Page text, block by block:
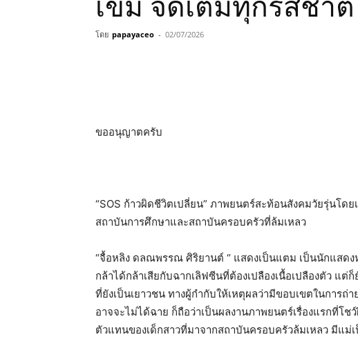
เข้ม จัดเต็มทุกรสชา
โดย papayaceo - 02/07/2026
ขออนุญาตครับ
“SOS ก้าวผิดชีวิตเปลี่ยน” ภาพยนตร์สะท้อนสังคมวัยรุ่นโ
สถาบันการศึกษาและสถาบันครอบครัวที่ล้มเหลว
“จื้อหลิง ดลณพรรณ ศิริยานต์ “ แสดงเป็นแตม เป็นนักแสด
กล้าได้กล้าเสียกับฉากเลิฟซีนที่ต้องเปลืองเนื้อเปลืองตัว แต่
ที่ยังเป็นเยาวชน ทางผู้กำกับให้เหตุผลว่ามีขอบเขตในการ
อาจจะไม่ได้ฉาย ก็ถือว่าเป็นผลงานภาพยนตร์เรื่องแรกที่โ
ตัวแทนของเด็กสาวที่มาจากสถาบันครอบครัวล้มเหลว มีแ